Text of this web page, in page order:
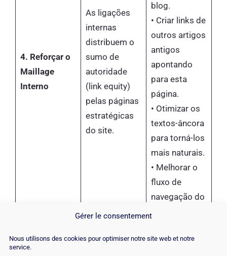
Gérer le consentement
Nous utilisons des cookies pour optimiser notre site web et notre
service.
4. Reforçar o
Maillage
Interno
As ligações
internas
distribuem o
sumo de
autoridade
(link equity)
pelas páginas
estratégicas
do site.
blog.
• Criar links de
outros artigos
antigos
apontando
para esta
página.
• Otimizar os
textos-âncora
para torná-los
mais naturais.
• Melhorar o
fluxo de
navegação do
utilizador.
• Garantir que